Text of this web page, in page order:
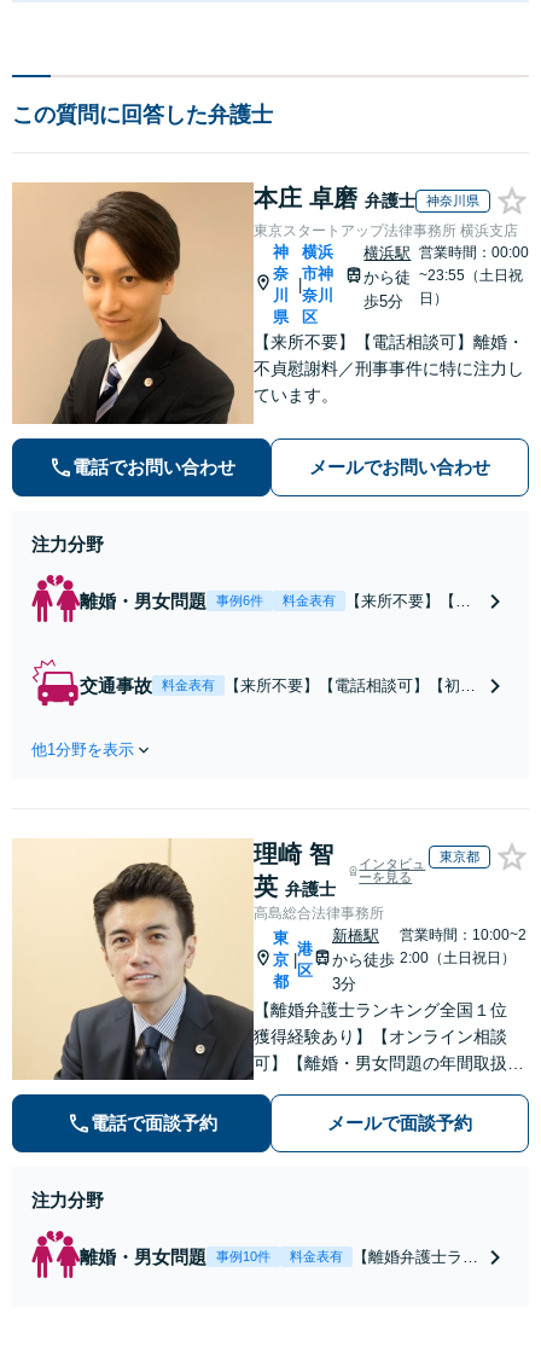
この質問に回答した弁護士
本庄 卓磨 弁護士 神奈川県
東京スタートアップ法律事務所 横浜支店
神
奈
川
県
横浜
市神
奈川
区
横浜駅
から徒
歩5分
営業時間：00:00
~23:55（土日祝
日）
【来所不要】【電話相談可】離婚・
不貞慰謝料／刑事事件に特に注力し
ています。
電話でお問い合わせ メールでお問い合わせ
注力分野
離婚・男女問題 事例6件 料金表有
【来所不要】【電
争点を整理し、見
交通事故 料金表有
【来所不要】【電話相談可】【初回
他1分野を表示
理崎 智
英 弁護士
インタビュ
ーを見る
東京都
高島総合法律事務所
東
京
都
港
区
新橋駅
から徒歩
3分
営業時間：10:00~2
2:00（土日祝日）
【離婚弁護士ランキング全国１位
獲得経験あり】【オンライン相談
可】【離婚・男女問題の年間取扱件
き寝入りしたくないという方は是非
ご相談ください。
電話で面談予約 メールで面談予約
注力分野
離婚・男女問題 事例10件 料金表有
【離婚弁護士ラン